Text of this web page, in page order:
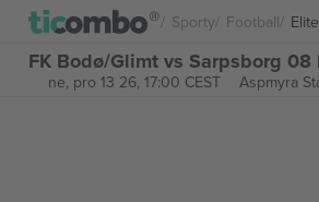
Sporty Football
FK Bodø/Glimt vs Sarpsborg
ne, pro 13 26, 17:00 CEST Aspmyra